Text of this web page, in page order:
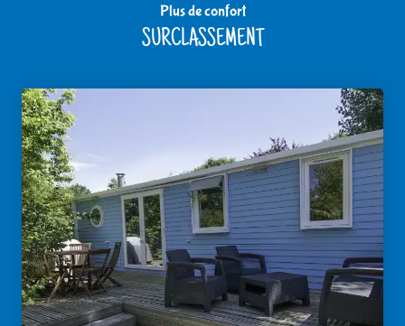
Plus de confort
SURCLASSEMENT